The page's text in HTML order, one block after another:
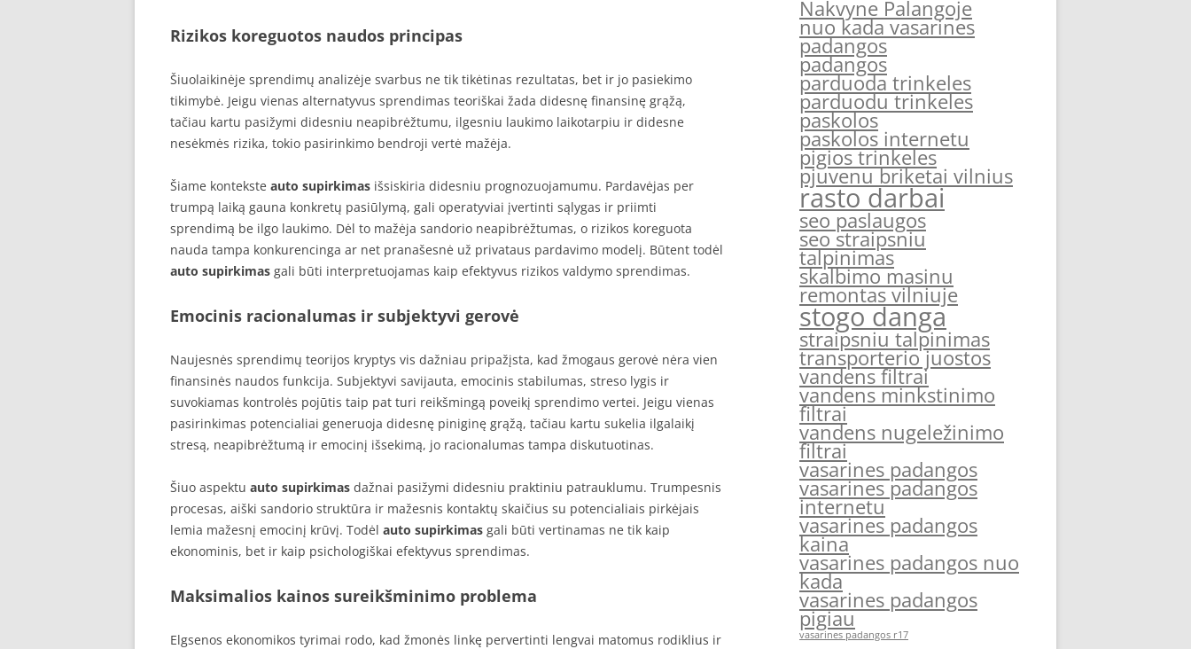
Rizikos koreguotos naudos principas
Šiuolaikinėje sprendimų analizėje svarbus ne tik tikėtinas rezultatas, bet ir jo pasiekimo
tikimybė. Jeigu vienas alternatyvus sprendimas teoriškai žada didesnę finansinę grąžą,
tačiau kartu pasižymi didesniu neapibrėžtumu, ilgesniu laukimo laikotarpiu ir didesne
nesėkmės rizika, tokio pasirinkimo bendroji vertė mažėja.
Šiame kontekste auto supirkimas išsiskiria didesniu prognozuojamumu. Pardavėjas per
trumpą laiką gauna konkretų pasiūlymą, gali operatyviai įvertinti sąlygas ir priimti
sprendimą be ilgo laukimo. Dėl to mažėja sandorio neapibrėžtumas, o rizikos koreguota
nauda tampa konkurencinga ar net pranašesnė už privataus pardavimo modelį. Būtent todėl
auto supirkimas gali būti interpretuojamas kaip efektyvus rizikos valdymo sprendimas.
Emocinis racionalumas ir subjektyvi gerovė
Naujesnės sprendimų teorijos kryptys vis dažniau pripažįsta, kad žmogaus gerovė nėra vien
finansinės naudos funkcija. Subjektyvi savijauta, emocinis stabilumas, streso lygis ir
suvokiamas kontrolės pojūtis taip pat turi reikšmingą poveikį sprendimo vertei. Jeigu vienas
pasirinkimas potencialiai generuoja didesnę piniginę grąžą, tačiau kartu sukelia ilgalaikį
stresą, neapibrėžtumą ir emocinį išsekimą, jo racionalumas tampa diskutuotinas.
Šiuo aspektu auto supirkimas dažnai pasižymi didesniu praktiniu patrauklumu. Trumpesnis
procesas, aiški sandorio struktūra ir mažesnis kontaktų skaičius su potencialiais pirkėjais
lemia mažesnį emocinį krūvį. Todėl auto supirkimas gali būti vertinamas ne tik kaip
ekonominis, bet ir kaip psichologiškai efektyvus sprendimas.
Maksimalios kainos sureikšminimo problema
Elgsenos ekonomikos tyrimai rodo, kad žmonės linkę pervertinti lengvai matomus rodiklius ir
Nakvyne Palangoje
nuo kada vasarines
padangos
padangos
parduoda trinkeles
parduodu trinkeles
paskolos
paskolos internetu
pigios trinkeles
pjuvenu briketai vilnius
rasto darbai
seo paslaugos
seo straipsniu
talpinimas
skalbimo masinu
remontas vilniuje
stogo danga
straipsniu talpinimas
transporterio juostos
vandens filtrai
vandens minkstinimo
filtrai
vandens nugeležinimo
filtrai
vasarines padangos
vasarines padangos
internetu
vasarines padangos
kaina
vasarines padangos nuo
kada
vasarines padangos
pigiau
vasarines padangos r17